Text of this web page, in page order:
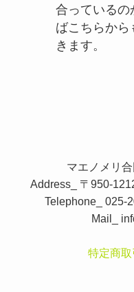
合っているの
ばこちらか
きます。
マエノメリ
Address_ 〒950-
Telephone_ 025-
Mail_
特定商